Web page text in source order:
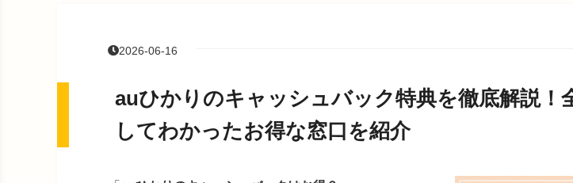
2026-06-16
auひかりのキャッシュバック特典を徹底解説！
してわかったお得な窓口を紹介